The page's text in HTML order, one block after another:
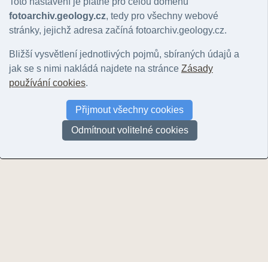
Spojené státy americké
(21)
Spolková republika Německo
(87)
Svazová republika Jugoslávie
(21)
Syrská arabská republika
(1)
Španělské království (53)
Švédské království
Ugandská republika (83)
Zambijská republika
Západní Sahara (1)
fotoarchiv.geology.cz, tedy pro všechny webové
stránky, jejichž adresa začíná fotoarchiv.geology.cz.
Bližší vysvětlení jednotlivých pojmů, sbíraných údajů a
jak se s nimi nakládá najdete na stránce Zásady
používání cookies.
Přijmout všechny cookies
Odmítnout volitelné cookies